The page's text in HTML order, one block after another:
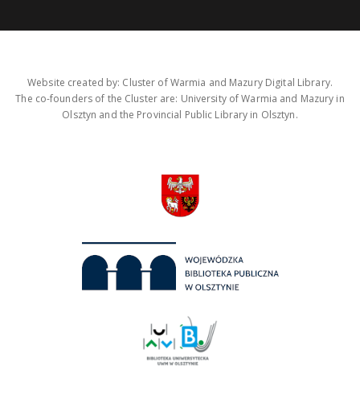
Website created by: Cluster of Warmia and Mazury Digital Library.
The co-founders of the Cluster are: University of Warmia and Mazury in
Olsztyn and the Provincial Public Library in Olsztyn.